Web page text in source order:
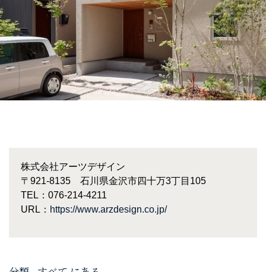
株式会社アーツデザイン
〒921-8135 石川県金沢市四十万3丁目105
TEL：076-214-4211
URL： https://www.arzdesign.co.jp/